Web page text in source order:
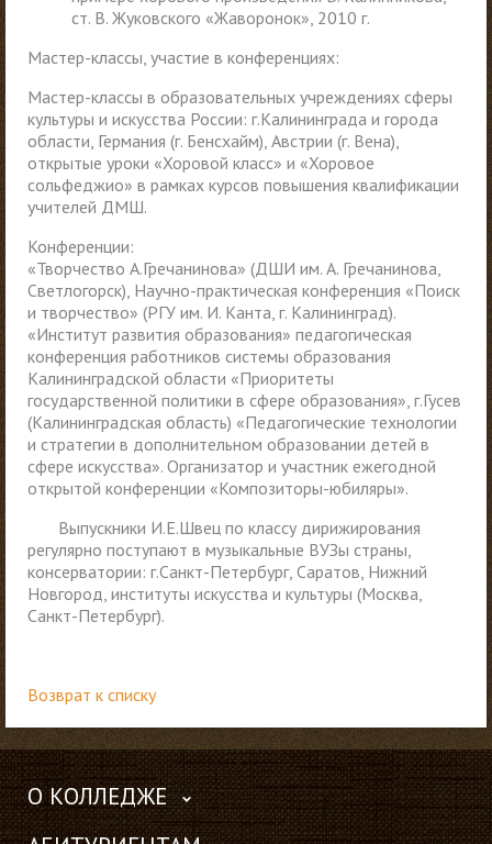
ст. В. Жуковского «Жаворонок», 2010 г.
Мастер-классы, участие в конференциях:
Мастер-классы в образовательных учреждениях сферы
культуры и искусства России: г.Калининграда и города
области, Германия (г. Бенсхайм), Австрии (г. Вена),
открытые уроки «Хоровой класс» и «Хоровое
сольфеджио» в рамках курсов повышения квалификации
учителей ДМШ.
Конференции:
«Творчество А.Гречанинова» (ДШИ им. А. Гречанинова,
Светлогорск), Научно-практическая конференция «Поиск
и творчество» (РГУ им. И. Канта, г. Калининград).
«Институт развития образования» педагогическая
конференция работников системы образования
Калининградской области «Приоритеты
государственной политики в сфере образования», г.Гусев
(Калининградская область) «Педагогические технологии
и стратегии в дополнительном образовании детей в
сфере искусства». Организатор и участник ежегодной
открытой конференции «Композиторы-юбиляры».
Выпускники И.Е.Швец по классу дирижирования
регулярно поступают в музыкальные ВУЗы страны,
консерватории: г.Санкт-Петербург, Саратов, Нижний
Новгород, институты искусства и культуры (Москва,
Санкт-Петербург).
Возврат к списку
О КОЛЛЕДЖЕ